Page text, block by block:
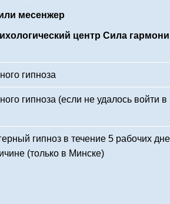
месенжер
центр Сила
гипноза
гипноза (если не удалось войти в
гипноз в течение 5 рабочих
(только в Минске)